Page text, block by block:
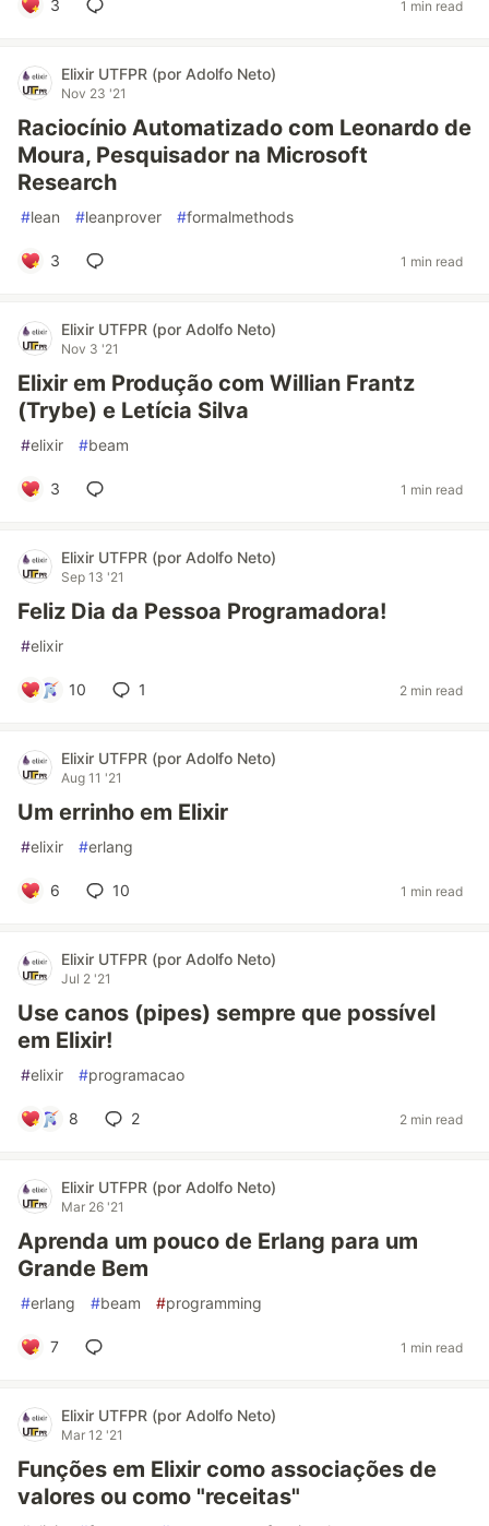
3 1 min read
Elixir UTFPR (por Adolfo Neto)
Nov 23 '21
Raciocínio Automatizado com Leonardo de
Moura, Pesquisador na Microsoft
Research
#lean #leanprover #formalmethods
3 1 min read
Elixir UTFPR (por Adolfo Neto)
Nov 3 '21
Elixir em Produção com Willian Frantz
(Trybe) e Letícia Silva
#elixir #beam
3 1 min read
Elixir UTFPR (por Adolfo Neto)
Sep 13 '21
Feliz Dia da Pessoa Programadora!
#elixir
10 1 2 min read
Elixir UTFPR (por Adolfo Neto)
Aug 11 '21
Um errinho em Elixir
#elixir #erlang
6 10 1 min read
Elixir UTFPR (por Adolfo Neto)
Jul 2 '21
Use canos (pipes) sempre que possível
em Elixir!
#elixir #programacao
8 2 2 min read
Elixir UTFPR (por Adolfo Neto)
Mar 26 '21
Aprenda um pouco de Erlang para um
Grande Bem
#erlang #beam #programming
7 1 min read
Elixir UTFPR (por Adolfo Neto)
Mar 12 '21
Funções em Elixir como associações de
valores ou como "receitas"